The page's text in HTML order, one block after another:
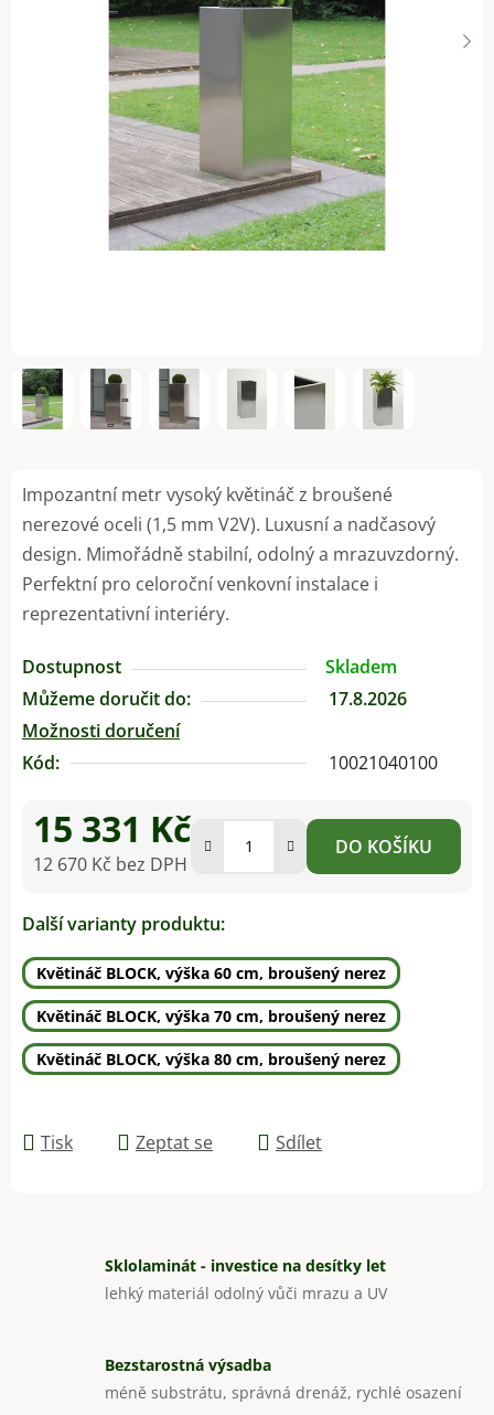
Impozantní metr vysoký květináč z broušené
nerezové oceli (1,5 mm V2V). Luxusní a nadčasový
design. Mimořádně stabilní, odolný a mrazuvzdorný.
Perfektní pro celoroční venkovní instalace i
reprezentativní interiéry.
Dostupnost
Skladem
Můžeme doručit do:
17.8.2026
Možnosti doručení
Kód:
10021040100
15 331 Kč
12 670 Kč bez DPH
DO KOŠÍKU
Další varianty produktu:
Květináč BLOCK, výška 60 cm, broušený nerez
Květináč BLOCK, výška 70 cm, broušený nerez
Květináč BLOCK, výška 80 cm, broušený nerez
Tisk Zeptat se Sdílet
Sklolaminát - investice na desítky let
lehký materiál odolný vůči mrazu a UV
Bezstarostná výsadba
méně substrátu, správná drenáž, rychlé osazení